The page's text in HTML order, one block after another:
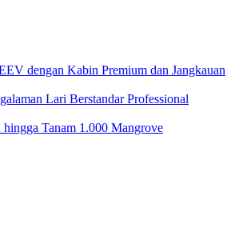
dengan Kabin Premium dan Jangkauan
Lari Berstandar Professional
Tanam 1.000 Mangrove